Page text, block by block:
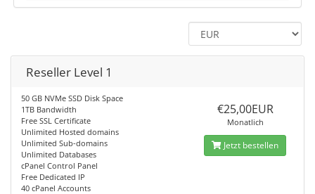
Reseller Level 1
50 GB NVMe SSD Disk Space
1TB Bandwidth
Free SSL Certificate
Unlimited Hosted domains
Unlimited Sub-domains
Unlimited Databases
cPanel Control Panel
Free Dedicated IP
40 cPanel Accounts
€25,00EUR
Monatlich
Jetzt bestellen